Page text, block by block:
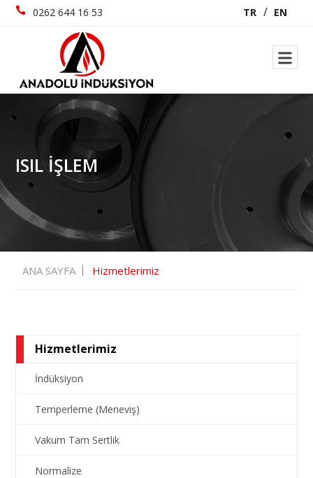
0262 644 16 53 TR EN
ISIL İŞLEM
ANA SAYFA Hizmetlerimiz
Hizmetlerimiz
İndüksiyon
Temperleme (Meneviş)
Vakum Tam Sertlik
Normalize